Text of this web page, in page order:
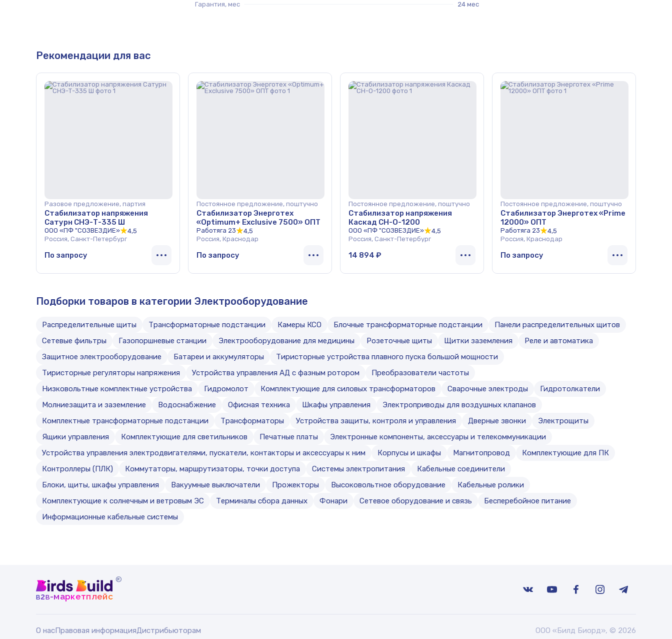
Гарантия, мес 24 мес
Рекомендации для вас
Разовое предложение, партия
Стабилизатор напряжения
Сатурн СНЭ-Т-335 Ш
ООО «ПФ "СОЗВЕЗДИЕ»
4,5
Россия, Санкт-Петербург
По запросу
Постоянное предложение, поштучно
Стабилизатор Энерготех
«Optimum+ Exclusive 7500» ОПТ
Работяга 23
4,5
Россия, Краснодар
По запросу
Постоянное предложение, поштучно
Стабилизатор напряжения
Каскад СН-О-1200
ООО «ПФ "СОЗВЕЗДИЕ»
4,5
Россия, Санкт-Петербург
14 894 ₽
Постоянное предложение, поштучно
Стабилизатор Энерготех «Prime
12000» ОПТ
Работяга 23
4,5
Россия, Краснодар
По запросу
Подборки товаров в категории Электрооборудование
Распределительные щиты Трансформаторные подстанции Камеры КСО Блочные трансформаторные подстанции
Панели распределительных щитов
Сетевые фильтры
Газопоршневые станции Электрооборудование для медицины Розеточные щиты Щитки заземления
Реле и автоматика
Защитное электрооборудование
Батареи и аккумуляторы
Тиристорные устройства плавного пуска большой мощности
Тиристорные регуляторы напряжения
Устройства управления АД с фазным ротором
Преобразователи частоты
Низковольтные комплектные устройства
Гидромолот Комплектующие для силовых трансформаторов Сварочные электроды
Гидротолкатели
Молниезащита и заземление
Водоснабжение Офисная техника Шкафы управления
Электроприводы для воздушных клапанов
Комплектные трансформаторные подстанции
Трансформаторы Устройства защиты, контроля и управления Дверные звонки
Электрощиты
Ящики управления
Комплектующие для светильников Печатные платы
Электронные компоненты, аксессуары и телекоммуникации
Устройства управления электродвигателями, пускатели, контакторы и аксессуары к ним
Корпусы и шкафы Магнитопровод
Комплектующие для ПК
Контроллеры (ПЛК)
Коммутаторы, маршрутизаторы, точки доступа Системы электропитания
Кабельные соединители
Блоки, щиты, шкафы управления
Вакуумные выключатели Прожекторы Высоковольтное оборудование
Кабельные ролики
Комплектующие к солнечным и ветровым ЭС
Терминалы сбора данных Фонари Сетевое оборудование и связь
Бесперебойное питание
Информационные кабельные системы
®
b2b-маркетплейс
О насПравовая информацияДистрибьюторам ООО «Билд Биорд», © 2026